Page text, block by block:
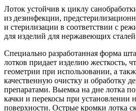
Лоток устойчив к циклу
из дезинфекции,
и стерилизации в соответствии с
для изделий для нержавеющих
Специально разработанная форма
лотков придает изделию жесткость,
геометрии при использовании, а
качественную очистку и обработку
препаратами. Выемка на дне лотка
качки и перекосы при установлении
поверхности. Острые кромки лотка